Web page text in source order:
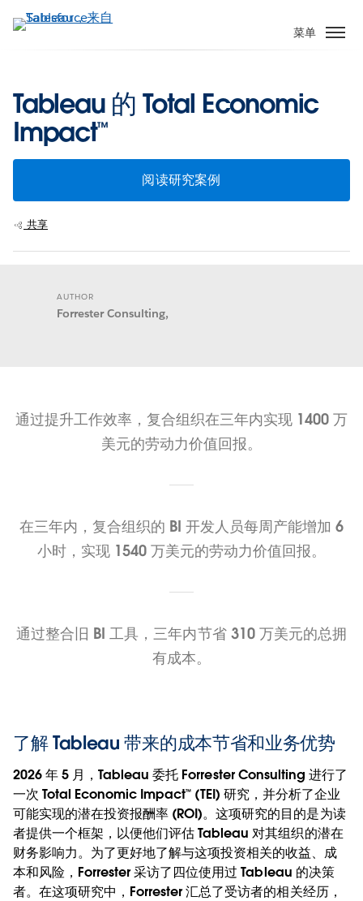
转
菜单
Tableau 的 Total Economic
Impact™
阅读研究案例
共享
AUTHOR
Forrester Consulting,
通过提升工作效率，复合组织在三年内实现 1400 万
美元的劳动力价值回报。
在三年内，复合组织的 BI 开发人员每周产能增加 6
小时，实现 1540 万美元的劳动力价值回报。
通过整合旧 BI 工具，三年内节省 310 万美元的总拥
有成本。
了解 Tableau 带来的成本节省和业务优势
2026 年 5 月，Tableau 委托 Forrester Consulting 进行了
一次 Total Economic Impact™ (TEI) 研究，并分析了企业
可能实现的潜在投资报酬率 (ROI)。这项研究的目的是为读
者提供一个框架，以便他们评估 Tableau 对其组织的潜在
财务影响力。为了更好地了解与这项投资相关的收益、成
本和风险，Forrester 采访了四位使用过 Tableau 的决策
者。在这项研究中，Forrester 汇总了受访者的相关经历，